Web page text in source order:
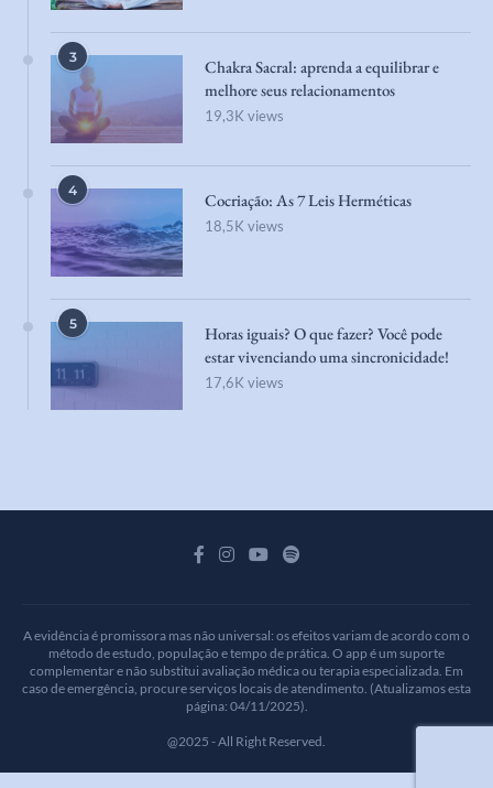
3
Chakra Sacral: aprenda a equilibrar e
melhore seus relacionamentos
19,3K views
4 Cocriação: As 7 Leis Herméticas
18,5K views
5
Horas iguais? O que fazer? Você pode
estar vivenciando uma sincronicidade!
17,6K views
A evidência é promissora mas não universal: os efeitos variam de acordo com o
método de estudo, população e tempo de prática. O app é um suporte
complementar e não substitui avaliação médica ou terapia especializada. Em
caso de emergência, procure serviços locais de atendimento. (Atualizamos esta
página: 04/11/2025).
@2025 - All Right Reserved.